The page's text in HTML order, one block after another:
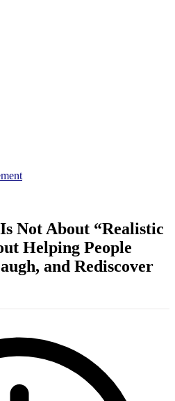
Not About “Realistic
Helping People
and Rediscover